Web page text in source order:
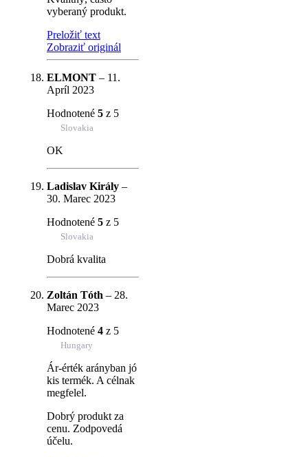
vyberaný produkt.
Preložiť text
Zobraziť originál
ELMONT – 11.
Apríl 2023
Hodnotené 5 z 5
Slovakia
OK
Ladislav Király –
30. Marec 2023
Hodnotené 5 z 5
Slovakia
Dobrá kvalita
Zoltán Tóth – 28.
Marec 2023
Hodnotené 4 z 5
Hungary
Ár-érték arányban jó
kis termék. A célnak
megfelel.
Dobrý produkt za
cenu. Zodpovedá
účelu.